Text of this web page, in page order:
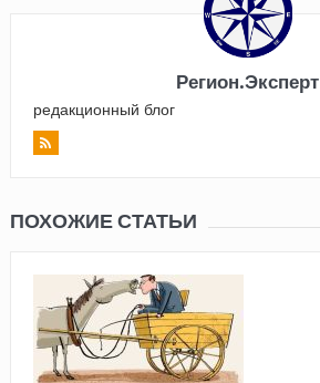
Регион.Эксперт
редакционный блог
ПОХОЖИЕ СТАТЬИ